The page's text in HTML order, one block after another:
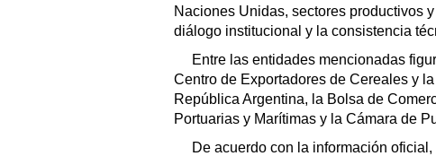
Naciones Unidas, sectores productivos
diálogo institucional y la consistencia
Entre las entidades mencionadas
Centro de Exportadores de Cereales y
República Argentina, la Bolsa de
Portuarias y Marítimas y la Cámara de
De acuerdo con la información